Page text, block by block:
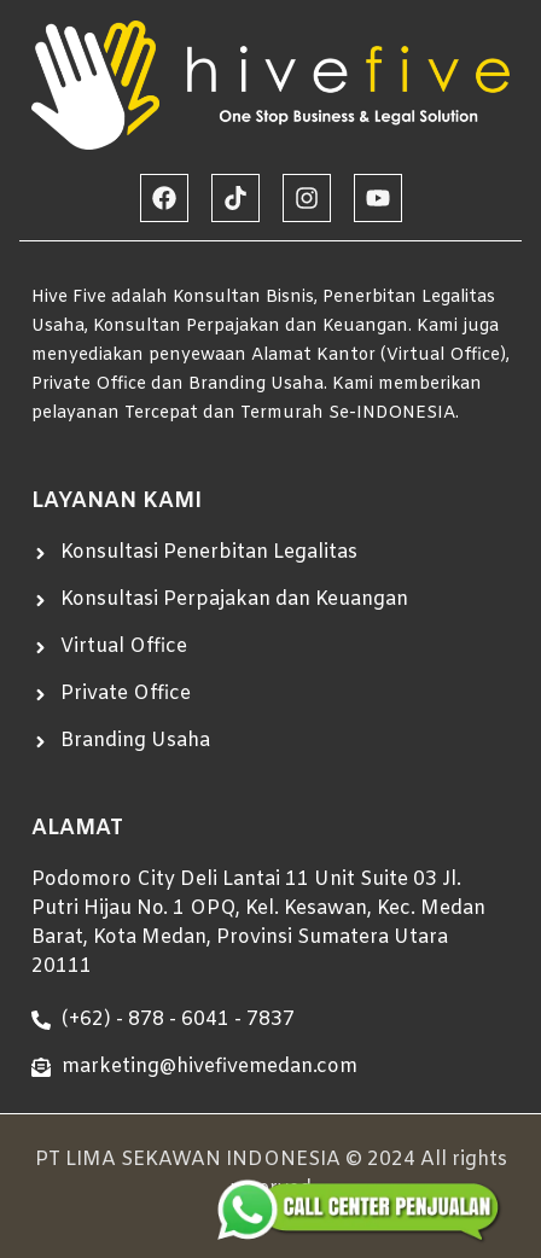
Hive Five adalah Konsultan Bisnis, Penerbitan Legalitas
Usaha, Konsultan Perpajakan dan Keuangan. Kami juga
menyediakan penyewaan Alamat Kantor (Virtual Office),
Private Office dan Branding Usaha. Kami memberikan
pelayanan Tercepat dan Termurah Se-INDONESIA.
LAYANAN KAMI
Konsultasi Penerbitan Legalitas
Konsultasi Perpajakan dan Keuangan
Virtual Office
Private Office
Branding Usaha
ALAMAT
Podomoro City Deli Lantai 11 Unit Suite 03 Jl.
Putri Hijau No. 1 OPQ, Kel. Kesawan, Kec. Medan
Barat, Kota Medan, Provinsi Sumatera Utara
20111
(+62) - 878 - 6041 - 7837
marketing@hivefivemedan.com
PT LIMA SEKAWAN INDONESIA © 2024 All rights
reserved